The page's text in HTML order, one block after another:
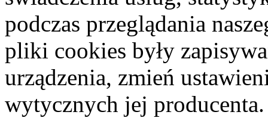
podczas przeglądania
pliki cookies były
urządzenia, zmień
wytycznych jej producenta.